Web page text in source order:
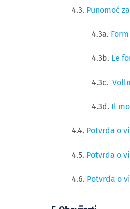
4.3. Punomoć
4.3a.
4.3b. Le
4.3c.
4.3d. Il
4.4. Potvrda o
4.5. Potvrda o
4.6. Potvrda o